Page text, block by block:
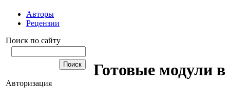
Авторы
Рецензии
Поиск по сайту
Авторизация
Готовые модули в